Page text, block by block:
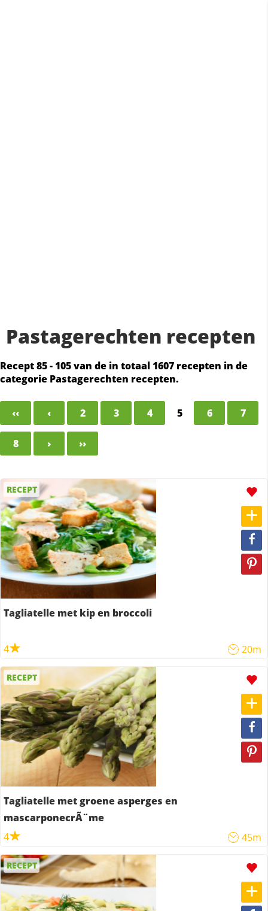
Pastagerechten recepten
Recept 85 - 105 van de in totaal 1607 recepten in de
categorie Pastagerechten recepten.
‹‹ ‹ 2 3 4 5 6 7
8 › ››
RECEPT
Tagliatelle met kip en broccoli
4 20m
RECEPT
Tagliatelle met groene asperges en
mascarponecrÃ¨me
4
45m
RECEPT